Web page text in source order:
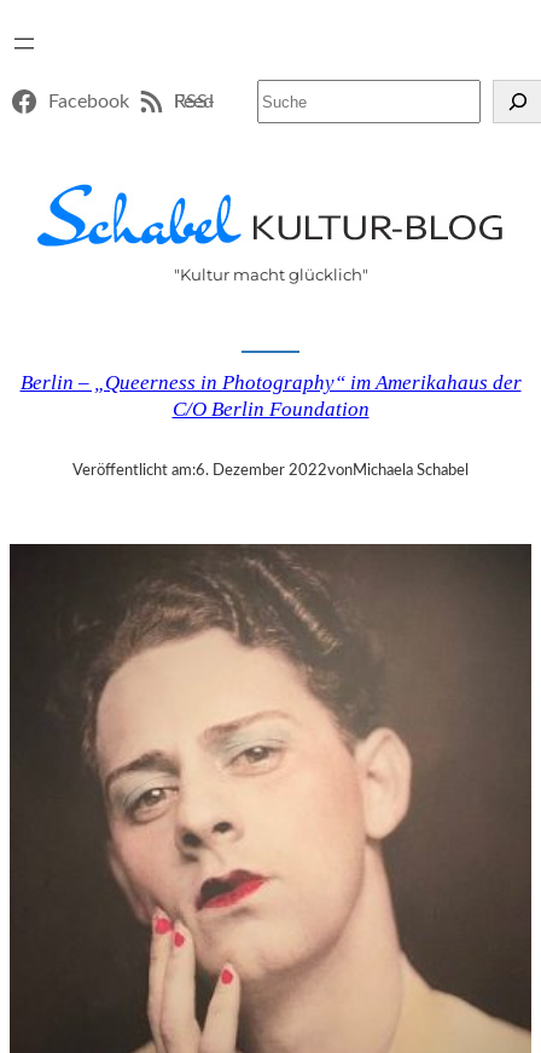
Facebook RSS-Feed
"Kultur macht glücklich"
Berlin – „Queerness in Photography“ im Amerikahaus der
C/O Berlin Foundation
Veröffentlicht am:6. Dezember 2022vonMichaela Schabel